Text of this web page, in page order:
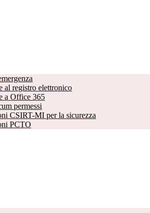
al registro elettronico
a Office 365
permessi
CSIRT-MI per la sicurezza
PCTO